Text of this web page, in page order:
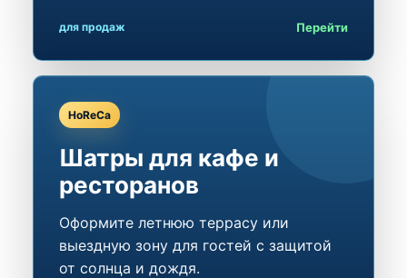
для продаж Перейти
HoReCa
Шатры для кафе и
ресторанов
Оформите летнюю террасу или
выездную зону для гостей с защитой
от солнца и дождя.